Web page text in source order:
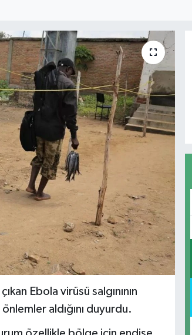
Ebola virüsü salgınının
aldığını duyurdu.